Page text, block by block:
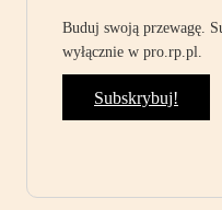
Buduj swoją przewagę.
wyłącznie w pro.rp.pl.
Subskrybuj!